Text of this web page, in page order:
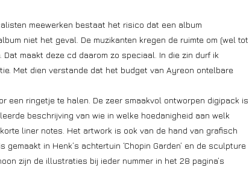
meewerken bestaat het risico dat een album
niet het geval. De muzikanten kregen de ruimte om (wel tot
maakt deze cd daarom zo speciaal. In die zin durf ik
Met dien verstande dat het budget van Ayreon ontelbare
een ringetje te halen. De zeer smaakvol ontworpen digipack is
beschrijving van wie in welke hoedanigheid aan welk
liner notes. Het artwork is ook van de hand van grafisch
in Henk’s achtertuin ‘Chopin Garden’ en de sculpture
zijn de illustraties bij ieder nummer in het 28 pagina’s